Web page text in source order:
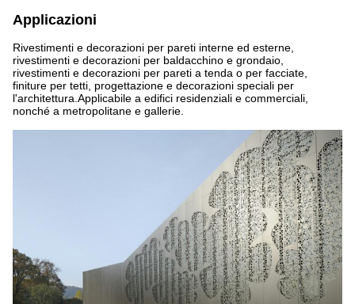
Applicazioni
Rivestimenti e decorazioni per pareti interne ed esterne,
rivestimenti e decorazioni per baldacchino e grondaio,
rivestimenti e decorazioni per pareti a tenda o per facciate,
finiture per tetti, progettazione e decorazioni speciali per
l'architettura.Applicabile a edifici residenziali e commerciali,
nonché a metropolitane e gallerie.